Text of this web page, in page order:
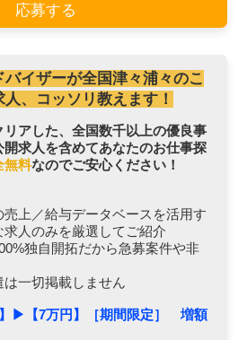
応募する
イザーが全国津々浦々のこ
、コッソリ教えます！
アした、全国数千以上の優良事
求人を含めてあなたのお仕事探
無料なのでご安心ください！
売上／給与データベースを活用す
人のみを厳選してご紹介
独自開拓だから急募案件や非
は一切掲載しません
▶︎【7万円】［期間限定］ 増額